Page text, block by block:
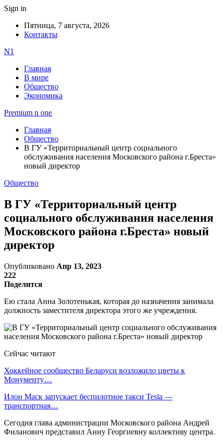
Sign in
Пятница, 7 августа, 2026
Контакты
N1
Главная
В мире
Общество
Экономика
Premium n one
Главная
Общество
В ГУ «Территориальный центр социального
обслуживания населения Московского района г.Бреста»
новый директор
Общество
В ГУ «Территориальный центр
социального обслуживания населения
Московского района г.Бреста» новый
директор
Опубликовано Апр 13, 2023
222
Поделится
Ею стала Анна Золотенькая, которая до назначения занимала
должность заместителя директора этого же учреждения.
Сейчас читают
Хоккейное сообщество Беларуси возложило цветы к
Монументу…
Илон Маск запускает беспилотное такси Tesla —
транспортная…
Сегодня глава администрации Московского района Андрей
Филанович представил Анну Георгиевну коллективу центра.